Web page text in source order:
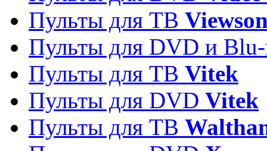
Пульты для ТВ
Пульты для DVD и
Пульты для ТВ Vitek
Пульты для DVD Vitek
Пульты для ТВ